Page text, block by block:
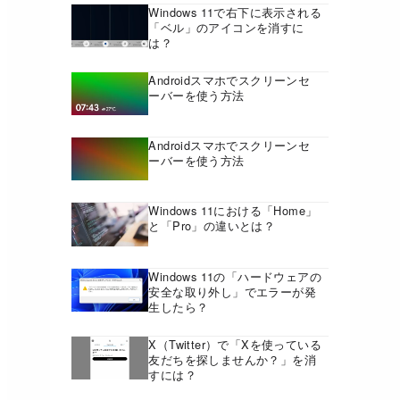
Windows 11で右下に表示される
「ベル」のアイコンを消すに
は？
Androidスマホでスクリーンセ
ーバーを使う方法
Androidスマホでスクリーンセ
ーバーを使う方法
Windows 11における「Home」
と「Pro」の違いとは？
Windows 11の「ハードウェアの
安全な取り外し」でエラーが発
生したら？
X（Twitter）で「Xを使っている
友だちを探しませんか？」を消
すには？